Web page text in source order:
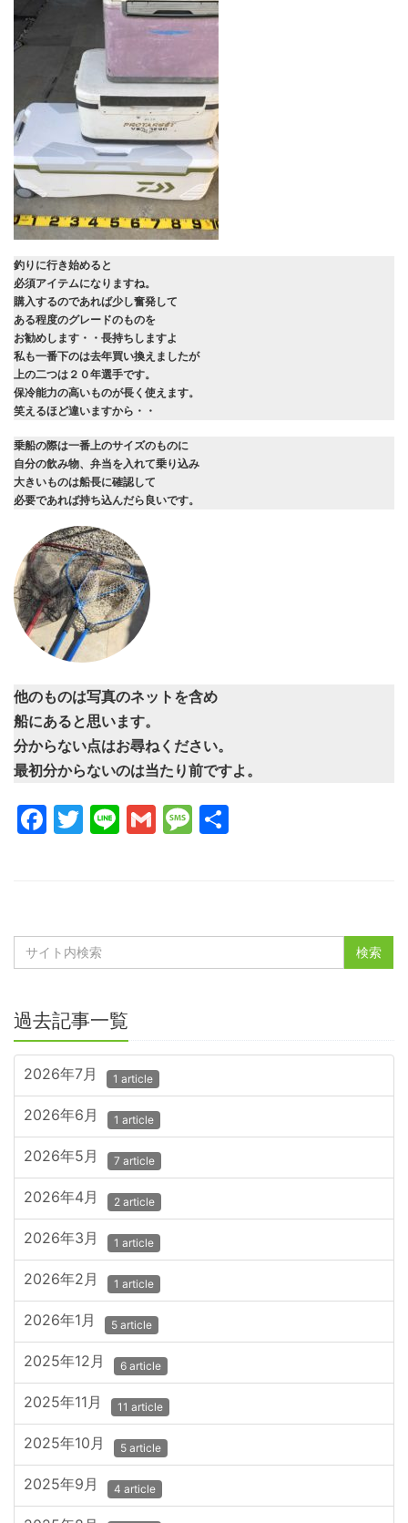
釣りに行き始めると
必須アイテムになりますね。
購入するのであれば少し奮発して
ある程度のグレードのものを
お勧めします・・長持ちしますよ
私も一番下のは去年買い換えましたが
上の二つは２０年選手です。
保冷能力の高いものが長く使えます。
笑えるほど違いますから・・
乗船の際は一番上のサイズのものに
自分の飲み物、弁当を入れて乗り込み
大きいものは船長に確認して
必要であれば持ち込んだら良いです。
他のものは写真のネットを含め
船にあると思います。
分からない点はお尋ねください。
最初分からないのは当たり前ですよ。
Facebook
Twitter
LineGmailMessage
過去記事一覧
2026年7月 1 article
2026年6月 1 article
2026年5月 7 article
2026年4月 2 article
2026年3月 1 article
2026年2月 1 article
2026年1月 5 article
2025年12月 6 article
2025年11月 11 article
2025年10月 5 article
2025年9月 4 article